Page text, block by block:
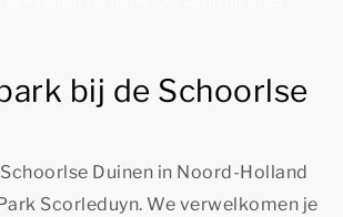
bij de Schoorlse
Duinen in Noord-Holland
Scorleduyn. We verwelkomen je